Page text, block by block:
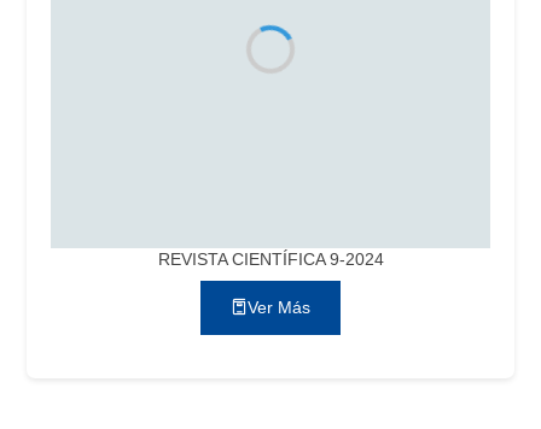
REVISTA CIENTÍFICA 9-2024
Ver Más